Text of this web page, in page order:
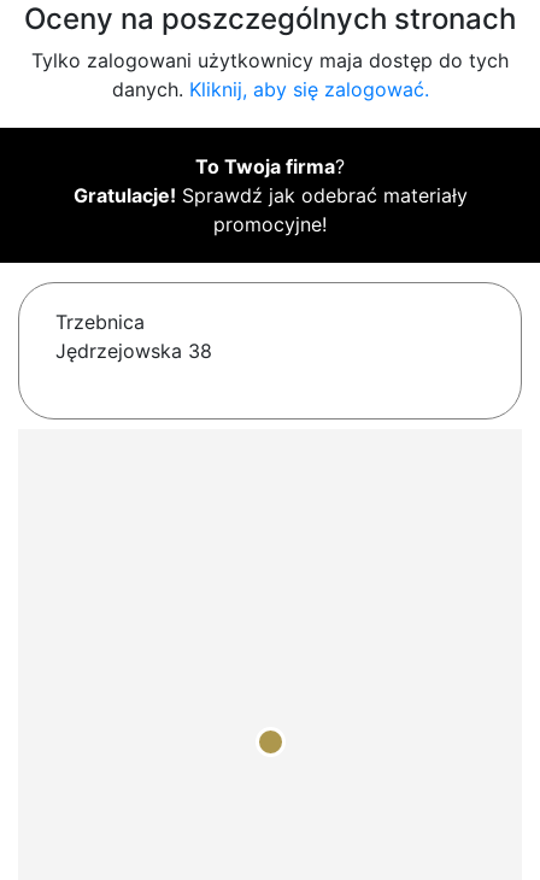
Oceny na poszczególnych stronach
Tylko zalogowani użytkownicy maja dostęp do tych
danych. Kliknij, aby się zalogować.
To Twoja firma?
Gratulacje! Sprawdź jak odebrać materiały
promocyjne!
Trzebnica
Jędrzejowska 38